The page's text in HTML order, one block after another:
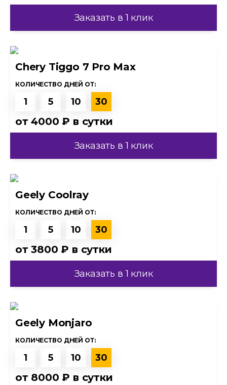
Заказать в 1 клик
Chery Tiggo 7 Pro Max
КОЛИЧЕСТВО ДНЕЙ ОТ:
1 5 10 30
от4000 ₽ в сутки
Заказать в 1 клик
Geely Coolray
КОЛИЧЕСТВО ДНЕЙ ОТ:
1 5 10 30
от3800 ₽ в сутки
Заказать в 1 клик
Geely Monjaro
КОЛИЧЕСТВО ДНЕЙ ОТ:
1 5 10 30
от 8000 ₽ в сутки